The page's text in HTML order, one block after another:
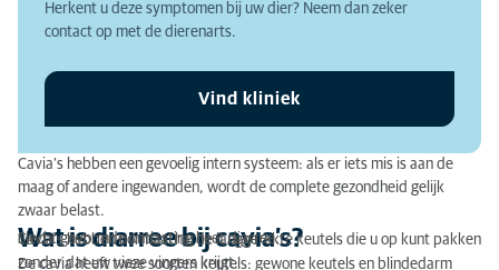
Diagnose van diarree bij cavia’s
Voorkomen diarree bij cavia’s
Kosten behandeling cavia’s met diarree
Herkent u deze symptomen bij uw dier? Neem dan zeker
contact op met de dierenarts.
Vind kliniek
Cavia’s hebben een gevoelig intern systeem: als er iets mis is aan de
maag of andere ingewanden, wordt de complete gezondheid gelijk
zwaar belast.
Wat is diarree bij cavia’s?
Slecht gevormde ontlasting heet diarree.
Cavia’s hebben normaal harde langgerekte keutels die u op kunt pakken
zonder dat uw vieze vingers krijgt.
De cavia heeft twee soorten keutels: gewone keutels en blindedarm